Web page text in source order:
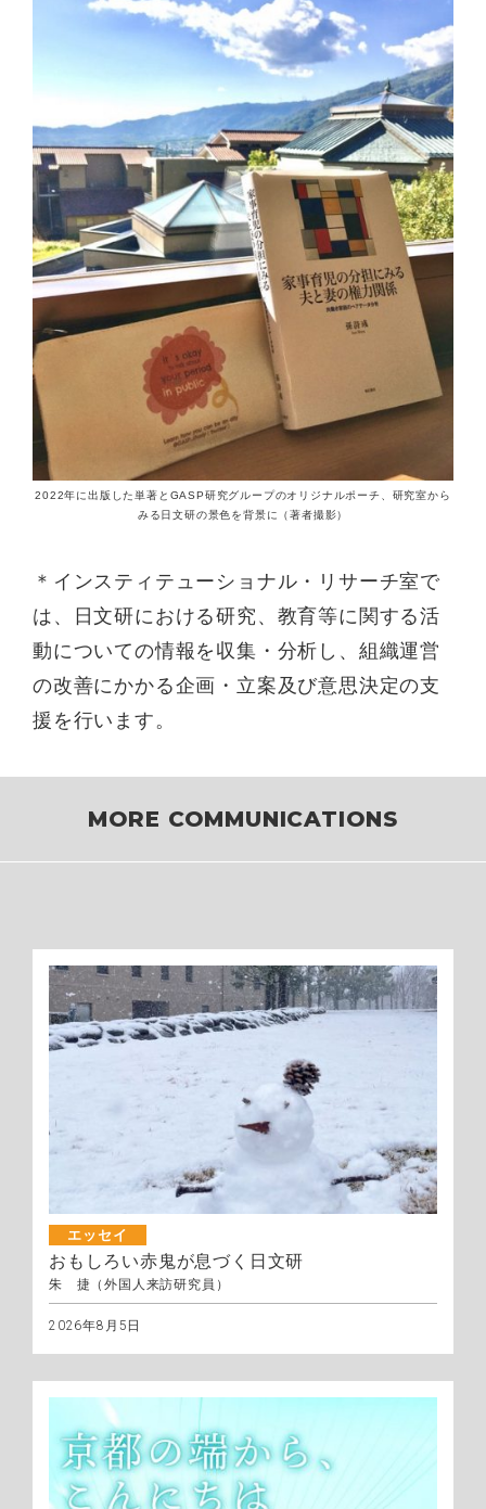
2022年に出版した単著とGASP研究グループのオリジナルポーチ、研究室から
みる日文研の景色を背景に（著者撮影）
＊インスティテューショナル・リサーチ室で
は、日文研における研究、教育等に関する活
動についての情報を収集・分析し、組織運営
の改善にかかる企画・立案及び意思決定の支
援を行います。
MORE COMMUNICATIONS
エッセイ
おもしろい赤鬼が息づく日文研
朱 捷（外国人来訪研究員）
2026年8月5日